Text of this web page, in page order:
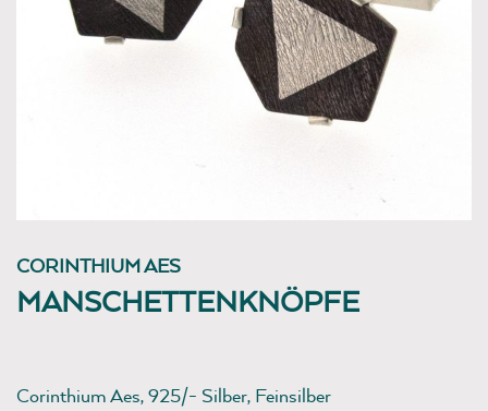
CORINTHIUM AES
MANSCHETTENKNÖPFE
Corinthium Aes, 925/- Silber, Feinsilber